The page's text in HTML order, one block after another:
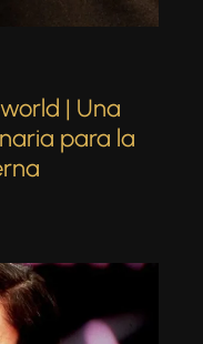
| Una
para la